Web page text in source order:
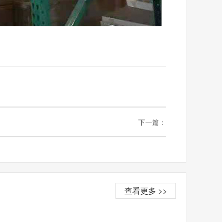
下一篇：
查看更多 >>